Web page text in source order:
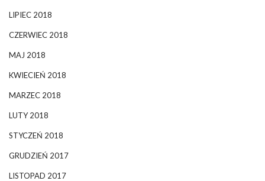
LIPIEC 2018
CZERWIEC 2018
MAJ 2018
KWIECIEŃ 2018
MARZEC 2018
LUTY 2018
STYCZEŃ 2018
GRUDZIEŃ 2017
LISTOPAD 2017